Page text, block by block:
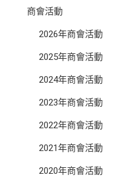
商會活動
2026年商會活動
2025年商會活動
2024年商會活動
2023年商會活動
2022年商會活動
2021年商會活動
2020年商會活動